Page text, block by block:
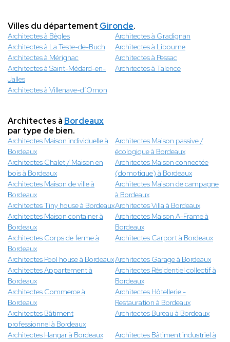
Villes du département Gironde.
Architectes à Bègles
Architectes à Gradignan
Architectes à La Teste-de-Buch
Architectes à Libourne
Architectes à Mérignac
Architectes à Pessac
Architectes à Saint-Médard-en-
Jalles
Architectes à Talence
Architectes à Villenave-d’Ornon
Architectes à Bordeaux
par type de bien.
Architectes Maison individuelle à
Bordeaux
Architectes Maison passive /
écologique à Bordeaux
Architectes Chalet / Maison en
bois à Bordeaux
Architectes Maison connectée
(domotique) à Bordeaux
Architectes Maison de ville à
Bordeaux
Architectes Maison de campagne
à Bordeaux
Architectes Tiny house à BordeauxArchitectes Villa à Bordeaux
Architectes Maison container à
Bordeaux
Architectes Maison A-Frame à
Bordeaux
Architectes Corps de ferme à
Bordeaux
Architectes Carport à Bordeaux
Architectes Pool house à BordeauxArchitectes Garage à Bordeaux
Architectes Appartement à
Bordeaux
Architectes Résidentiel collectif à
Bordeaux
Architectes Commerce à
Bordeaux
Architectes Hôtellerie -
Restauration à Bordeaux
Architectes Bâtiment
professionnel à Bordeaux
Architectes Bureau à Bordeaux
Architectes Hangar à Bordeaux
Architectes Bâtiment industriel à